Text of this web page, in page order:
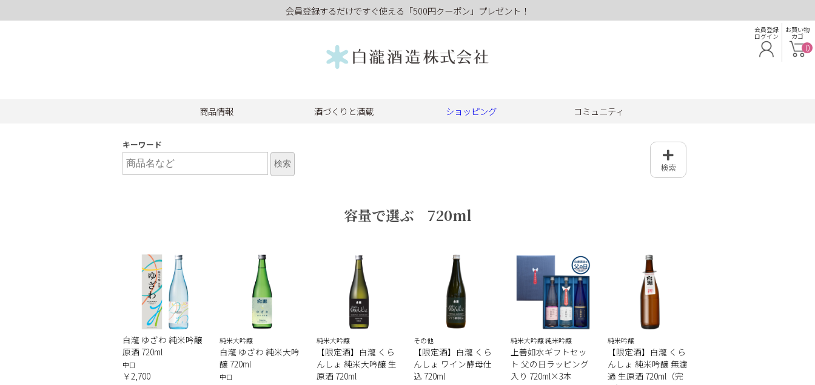
会員登録するだけですぐ使える「500円クーポン」プレゼント！
商品情報 酒づくりと酒蔵 ショッピング コミュニティ
会員登録
ログイン
お買い物
カゴ
0
キーワード
検索
容量で選ぶ 720ml
白瀧 ゆざわ 純米吟醸
原酒 720ml
中口
￥2,700
純米大吟醸
白瀧 ゆざわ 純米大吟
醸 720ml
中口
純米大吟醸
【限定酒】白瀧 くら
んしょ 純米大吟醸 生
原酒 720ml
その他
【限定酒】白瀧 くら
んしょ ワイン酵母仕
込 720ml
純米大吟醸 純米吟醸
上善如水ギフトセッ
ト 父の日ラッピング
入り 720ml×3本
純米吟醸
【限定酒】白瀧 くら
んしょ 純米吟醸 無濾
過 生原酒 720ml（完